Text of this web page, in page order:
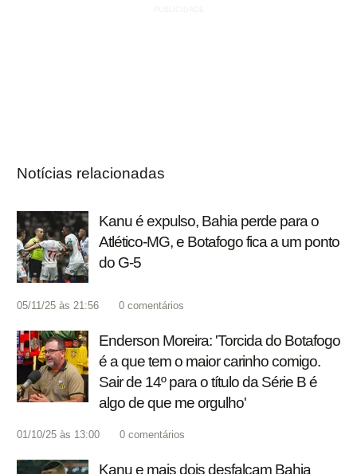
Notícias relacionadas
Kanu é expulso, Bahia perde para o
Atlético-MG, e Botafogo fica a um ponto
do G-5
05/11/25 às 21:56 0 comentários
Enderson Moreira: 'Torcida do Botafogo
é a que tem o maior carinho comigo.
Sair de 14º para o título da Série B é
algo de que me orgulho'
01/10/25 às 13:00 0 comentários
Kanu e mais dois desfalcam Bahia